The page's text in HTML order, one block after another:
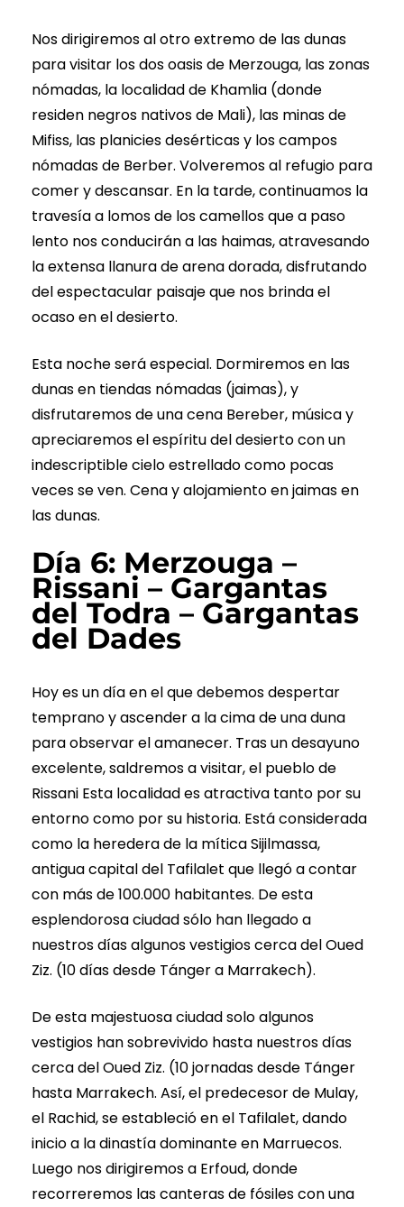
Nos dirigiremos al otro extremo de las dunas
para visitar los dos oasis de Merzouga, las zonas
nómadas, la localidad de Khamlia (donde
residen negros nativos de Mali), las minas de
Mifiss, las planicies desérticas y los campos
nómadas de Berber. Volveremos al refugio para
comer y descansar. En la tarde, continuamos la
travesía a lomos de los camellos que a paso
lento nos conducirán a las haimas, atravesando
la extensa llanura de arena dorada, disfrutando
del espectacular paisaje que nos brinda el
ocaso en el desierto.
Esta noche será especial. Dormiremos en las
dunas en tiendas nómadas (jaimas), y
disfrutaremos de una cena Bereber, música y
apreciaremos el espíritu del desierto con un
indescriptible cielo estrellado como pocas
veces se ven. Cena y alojamiento en jaimas en
las dunas.
Día 6: Merzouga –
Rissani – Gargantas
del Todra – Gargantas
del Dades
Hoy es un día en el que debemos despertar
temprano y ascender a la cima de una duna
para observar el amanecer. Tras un desayuno
excelente, saldremos a visitar, el pueblo de
Rissani Esta localidad es atractiva tanto por su
entorno como por su historia. Está considerada
como la heredera de la mítica Sijilmassa,
antigua capital del Tafilalet que llegó a contar
con más de 100.000 habitantes. De esta
esplendorosa ciudad sólo han llegado a
nuestros días algunos vestigios cerca del Oued
Ziz. (10 días desde Tánger a Marrakech).
De esta majestuosa ciudad solo algunos
vestigios han sobrevivido hasta nuestros días
cerca del Oued Ziz. (10 jornadas desde Tánger
hasta Marrakech. Así, el predecesor de Mulay,
el Rachid, se estableció en el Tafilalet, dando
inicio a la dinastía dominante en Marruecos.
Luego nos dirigiremos a Erfoud, donde
recorreremos las canteras de fósiles con una